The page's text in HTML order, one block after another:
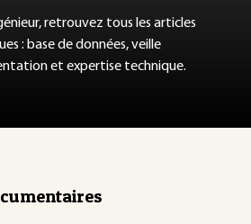
retrouvez tous les articles
: base de données, veille
et expertise technique.